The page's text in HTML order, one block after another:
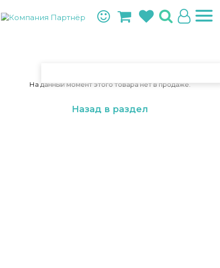
На данный момент этого товара нет в продаже.
Назад в раздел